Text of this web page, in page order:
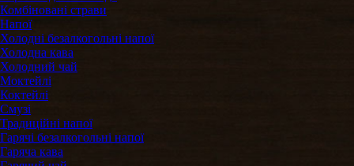
Комбіновані страви
Напої
Холодні безалкогольні напої
Холодна кава
Холодний чай
Моктейлі
Коктейлі
Смузі
Традиційні напої
Гарячі безалкогольні напої
Гаряча кава